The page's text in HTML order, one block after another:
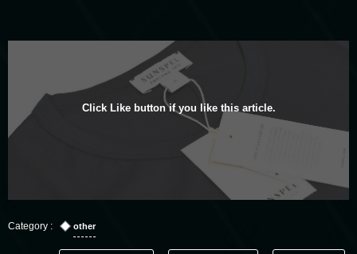
Click Like button if you like this article.
other